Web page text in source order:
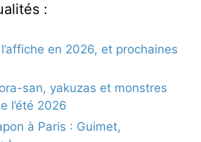
:
en 2026, et prochaines
san, yakuzas et monstres
l’été 2026
à Paris : Guimet,